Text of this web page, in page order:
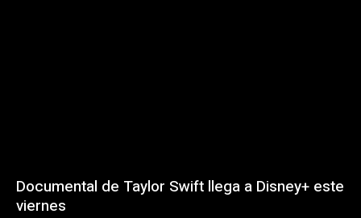
Documental de Taylor Swift llega a Disney+ este
viernes